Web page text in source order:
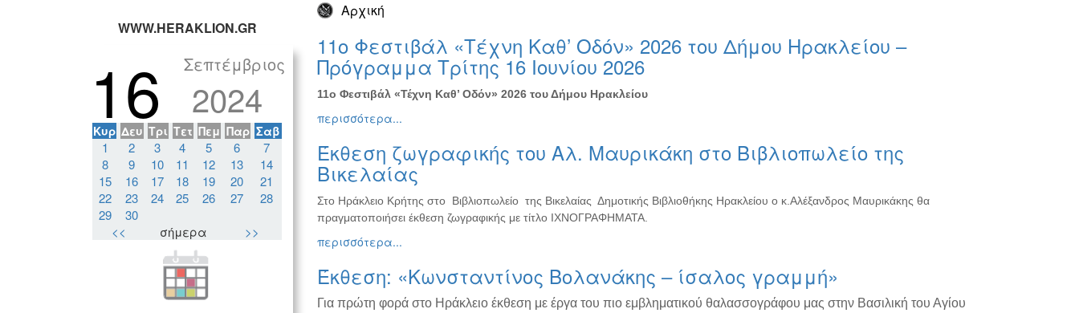
Αρχική
WWW.HERAKLION.GR
16 Σεπτέμβριος
2024
Κυρ Δευ Τρι Τετ Πεμ Παρ Σαβ
1 2 3 4 5 6
7
8
9 10 11 12 13
14
15
16 17 18 19 20
21
22
23 24 25 26 27
28
29
30
<<
σήμερα >>
11ο Φεστιβάλ «Τέχνη Καθ’ Οδόν» 2026 του Δήμου Ηρακλείου –
Πρόγραμμα Τρίτης 16 Ιουνίου 2026
11ο Φεστιβάλ «Τέχνη Καθ’ Οδόν» 2026 του Δήμου Ηρακλείου
περισσότερα...
Έκθεση ζωγραφικής του Αλ. Μαυρικάκη στο Βιβλιοπωλείο της
Βικελαίας
Στο Ηράκλειο Κρήτης στο Βιβλιοπωλείο της Βικελαίας Δημοτικής Βιβλιοθήκης Ηρακλείου ο κ.Αλέξανδρος Μαυρικάκης θα
πραγματοποιήσει έκθεση ζωγραφικής με τίτλο ΙΧΝΟΓΡΑΦΗΜΑΤΑ.
περισσότερα...
Έκθεση: «Κωνσταντίνος Βολανάκης – ίσαλος γραμμή»
Για πρώτη φορά στο Ηράκλειο έκθεση με έργα του πιο εμβληματικού θαλασσογράφου μας στην Βασιλική του Αγίου